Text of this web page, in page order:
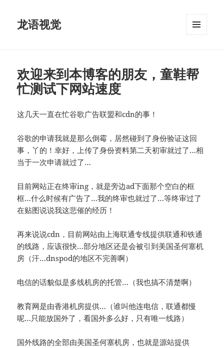
龙语视觉
欢迎来到本博客的朋友，童鞋帮
忙测试下网站速度
这几天一直在忙谷歌广告联盟和cdn的事！
谷歌的申请我就是那么倒霉，居然碰到了身份验证这回
事，丫的！幸好，上传了身份资料第二天初审就过了…相
当于一次申请就过了…
目前网站正在终审ing，就是旁边ad下面那个空白的框
框…什么时候有广告了…我的终审也就过了…等终审过了
在贴图说说我这悲催的经历！
再来说说cdn，目前网站由上海联通专线提供联通和铁通
的线路，应该很快…部分地区还是会被引到美国圣何塞机
房（汗…dnspod的地区不完善啊）
电信的话貌似是多线机房的托管…（我也搞不清楚啊）
教育网是由香港机房提供…（谁叫他连电信，联通都慢
呢…只能放国外了，看国外多么好，只有唯一线路）
国外线路的全部由美国圣何塞机房，也就是源站提供